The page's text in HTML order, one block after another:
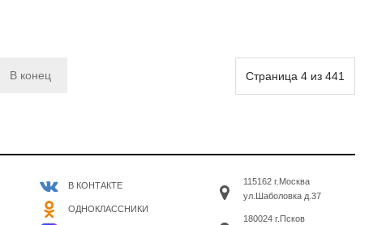
Страница 4 из 441
В конец
В КОНТАКТЕ
ОДНОКЛАССНИКИ
115162 г.Москва
ул.Шаболовка д.37
180024 г.Псков